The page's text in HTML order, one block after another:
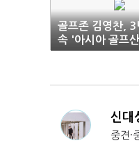
골프존 김영찬, 3
속 '아시아 골프
향력' 1위 선정
신대
중견·